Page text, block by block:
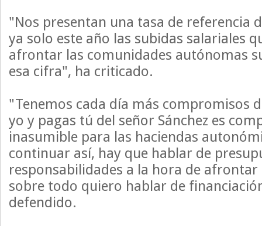
"Nos presentan una tasa de referencia
ya solo este año las subidas salariales
afrontar las comunidades autónomas
esa cifra", ha criticado.
"Tenemos cada día más compromisos
yo y pagas tú del señor Sánchez es
inasumible para las haciendas
continuar así, hay que hablar de
responsabilidades a la hora de
sobre todo quiero hablar de
defendido.